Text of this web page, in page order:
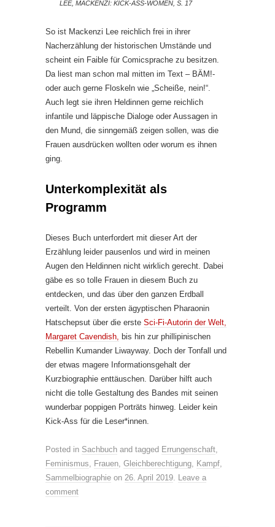
LEE, MACKENZI: KICK-ASS-WOMEN, S. 17
So ist Mackenzi Lee reichlich frei in ihrer
Nacherzählung der historischen Umstände und
scheint ein Faible für Comicsprache zu besitzen.
Da liest man schon mal mitten im Text – BÄM!-
oder auch gerne Floskeln wie „Scheiße, nein!“.
Auch legt sie ihren Heldinnen gerne reichlich
infantile und läppische Dialoge oder Aussagen in
den Mund, die sinngemäß zeigen sollen, was die
Frauen ausdrücken wollten oder worum es ihnen
ging.
Unterkomplexität als
Programm
Dieses Buch unterfordert mit dieser Art der
Erzählung leider pausenlos und wird in meinen
Augen den Heldinnen nicht wirklich gerecht. Dabei
gäbe es so tolle Frauen in diesem Buch zu
entdecken, und das über den ganzen Erdball
verteilt. Von der ersten ägyptischen Pharaonin
Hatschepsut über die erste Sci-Fi-Autorin der Welt,
Margaret Cavendish, bis hin zur phillipinischen
Rebellin Kumander Liwayway. Doch der Tonfall und
der etwas magere Informationsgehalt der
Kurzbiographie enttäuschen. Darüber hilft auch
nicht die tolle Gestaltung des Bandes mit seinen
wunderbar poppigen Porträts hinweg. Leider kein
Kick-Ass für die Leser*innen.
Posted in Sachbuch and tagged Errungenschaft
Feminismus
Frauen Gleichberechtigung Kampf
Sammelbiographie on 26. April 2019 Leave a
comment